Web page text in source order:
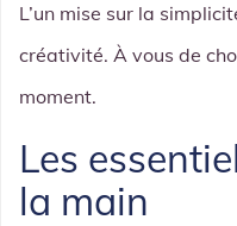
L’un mise sur la
créativité. À vous de
moment.
Les
la main